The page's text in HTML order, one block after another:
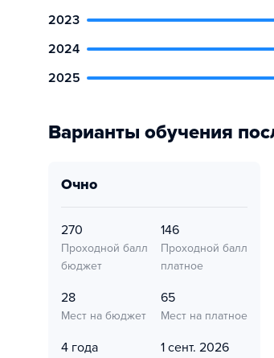
2023
2024
2025
Варианты обучения
очно
270
Проходной балл
бюджет
146
Проходной балл
платное
28
Мест на бюджет
65
Мест на платное
4 года 1 сент. 2026